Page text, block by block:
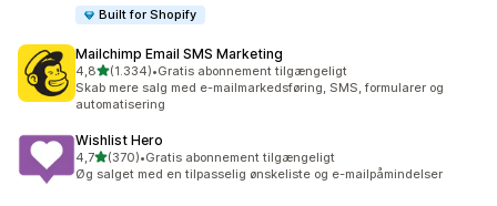
Built for Shopify
Mailchimp Email SMS Marketing
4,8ud af 5 stjerner
(1.334)
1334 anmeldelser i alt
•Gratis abonnement tilgængeligt
Skab mere salg med e-mailmarkedsføring, SMS, formularer og
automatisering
Wishlist Hero
4,7ud af 5 stjerner
(370)
370 anmeldelser i alt
•Gratis abonnement tilgængeligt
Øg salget med en tilpasselig ønskeliste og e-mailpåmindelser